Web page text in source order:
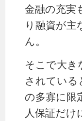
金融の充実
り融資が主
ん。
そこで大き
されている
の多寡に限
人保証だけ